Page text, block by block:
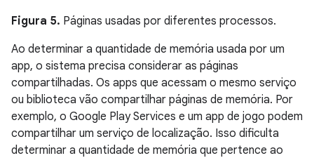
Figura 5. Páginas usadas por diferentes processos.
Ao determinar a quantidade de memória usada por um
app, o sistema precisa considerar as páginas
compartilhadas. Os apps que acessam o mesmo serviço
ou biblioteca vão compartilhar páginas de memória. Por
exemplo, o Google Play Services e um app de jogo podem
compartilhar um serviço de localização. Isso dificulta
determinar a quantidade de memória que pertence ao